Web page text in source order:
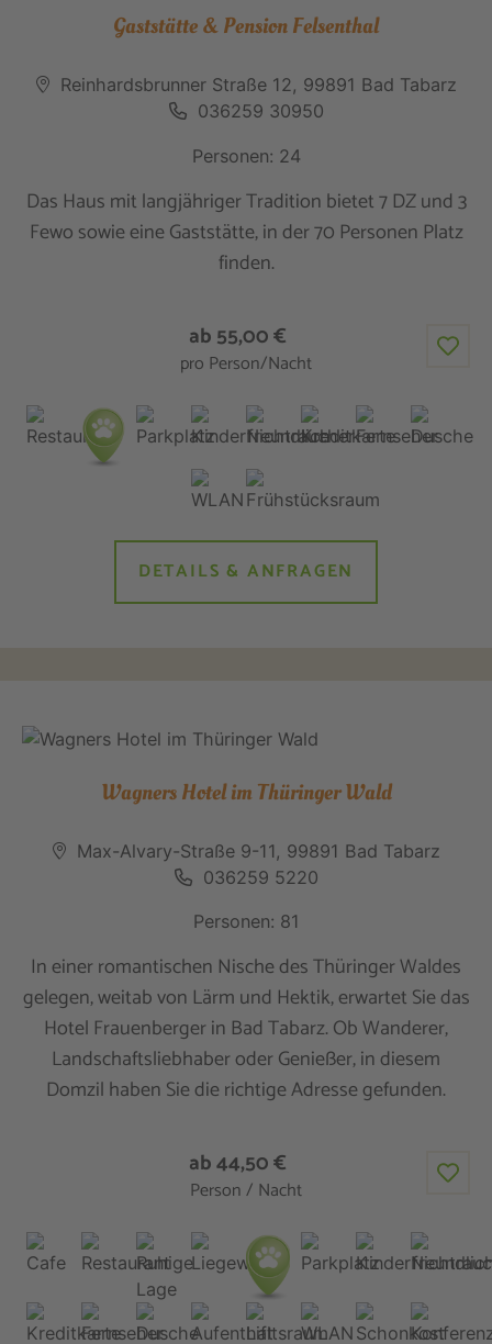
Gaststätte & Pension Felsenthal
Reinhardsbrunner Straße 12, 99891 Bad Tabarz
036259 30950
Personen: 24
Das Haus mit langjähriger Tradition bietet 7 DZ und 3
Fewo sowie eine Gaststätte, in der 70 Personen Platz
finden.
ab 55,00 €
pro Person/Nacht
DETAILS & ANFRAGEN
Wagners Hotel im Thüringer Wald
Max-Alvary-Straße 9-11, 99891 Bad Tabarz
036259 5220
Personen: 81
In einer romantischen Nische des Thüringer Waldes
gelegen, weitab von Lärm und Hektik, erwartet Sie das
Hotel Frauenberger in Bad Tabarz. Ob Wanderer,
Landschaftsliebhaber oder Genießer, in diesem
Domzil haben Sie die richtige Adresse gefunden.
ab 44,50 €
Person / Nacht